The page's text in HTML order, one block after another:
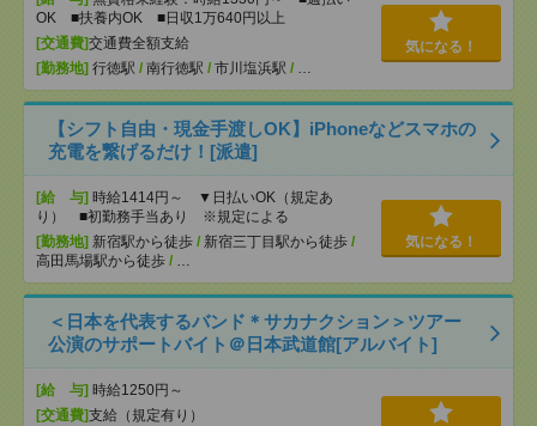
OK ■扶養内OK ■日収1万640円以上
[交通費]交通費全額支給
[勤務地] 行徳駅 / 南行徳駅 / 市川塩浜駅 / …
気になる！
【シフト自由・現金手渡しOK】iPhoneなどスマホの
充電を繋げるだけ！[派遣]
[給 与] 時給1414円～ ▼日払いOK（規定あ
り） ■初勤務手当あり ※規定による
[勤務地] 新宿駅から徒歩 / 新宿三丁目駅から徒歩 /
高田馬場駅から徒歩 / …
気になる！
＜日本を代表するバンド＊サカナクション＞ツアー
公演のサポートバイト＠日本武道館[アルバイト]
[給 与] 時給1250円～
[交通費]支給（規定有り）